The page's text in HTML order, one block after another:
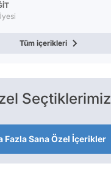
Tüm içerikleri
Seçtiklerimiz
Fazla Sana Özel İçerikler